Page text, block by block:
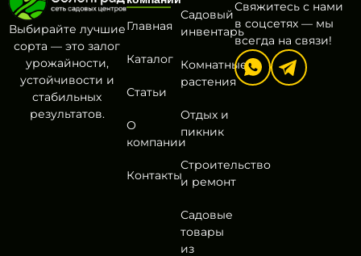
Выбирайте лучшие
сорта — это залог
урожайности,
устойчивости и
стабильных
результатов.
Главная
Каталог
Статьи
О
компании
Контакты
Садовый
инвентарь
Комнатные
растения
Отдых и
пикник
Строительство
и ремонт
Садовые
товары
из
Свяжитесь с нами
в соцсетях — мы
всегда на связи!